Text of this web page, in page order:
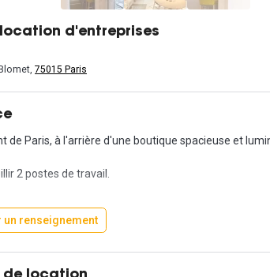
d'entreprises
75015 Paris
de Paris, à l'arrière d'une boutique spacieuse et
2 postes de travail.
de la prestation :
un renseignement